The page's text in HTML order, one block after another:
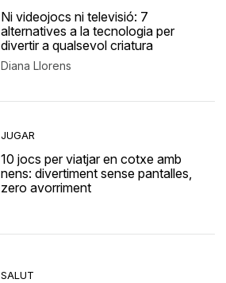
Ni videojocs ni televisió: 7
alternatives a la tecnologia per
divertir a qualsevol criatura
Diana Llorens
JUGAR
10 jocs per viatjar en cotxe amb
nens: divertiment sense pantalles,
zero avorriment
SALUT